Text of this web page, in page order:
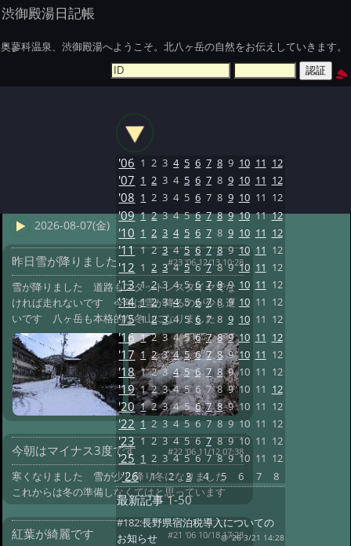
渋御殿湯日記帳
奥蓼科温泉、渋御殿湯へようこそ。北八ヶ岳の自然をお伝えしていきます。
2026-08-07(金)
昨日雪が降りました #23 '06 12/13 10:28
雪が降りました 道路もスタットレスタイヤでな
ければ走れないです 今年は雪が降るのが少し遅
いです 八ヶ岳も本格的な冬山になりました
今朝はマイナス3度です #22 '06 11/12 07:38
寒くなりました 雪が少し降り冬になりました
これからは冬の準備しなくてはと思っています
紅葉が綺麗です #21 '06 10/18 17:28
'06 1 2 3 4 5 6 7 8 9 10 11 12
'07 1 2 3 4 5 6 7 8 9 10 11 12
'08 1 2 3 4 5 6 7 8 9 10 11 12
'09 1 2 3 4 5 6 7 8 9 10 11 12
'10 1 2 3 4 5 6 7 8 9 10 11 12
'11 1 2 3 4 5 6 7 8 9 10 11 12
'12 1 2 3 4 5 6 7 8 9 10 11 12
'13 1 2 3 4 5 6 7 8 9 10 11 12
'14 1 2 3 4 5 6 7 8 9 10 11 12
'15 1 2 3 4 5 6 7 8 9 10 11 12
'16 1 2 3 4 5 6 7 8 9 10 11 12
'17 1 2 3 4 5 6 7 8 9 10 11 12
'18 1 2 3 4 5 6 7 8 9 10 11 12
'19 1 2 3 4 5 6 7 8 9 10 11 12
'20 1 2 3 4 5 6 7 8 9 10 11 12
'22 1 2 3 4 5 6 7 8 9 10 11 12
'23 1 2 3 4 5 6 7 8 9 10 11 12
'25 1 2 3 4 5 6 7 8 9 10 11 12
'26 1 2 3 4 5 6 7 8
最新記事1-50
#182:長野県宿泊税導入についての
お知らせ
@ '26 3/21 14:28